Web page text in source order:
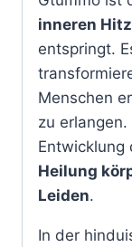
inneren
entspringt.
Menschen
zu
Entwicklung
Heilung
Leiden.
In der